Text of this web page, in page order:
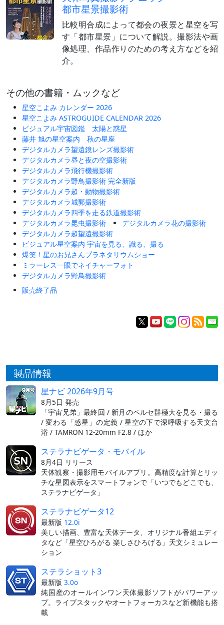
都市星景撮影術
比較明合成によって都会の夜景と星空を写
す「都市星景」について解説。撮影法や画
像処理、作品作りのための考え方などを紹
介。
その他の書籍・ムックなど
星空こよみ カレンダー 2026
星空こよみ ASTROGUIDE CALENDAR 2026
ビジュアル宇宙図鑑 太陽と惑星
藤井 旭の星空案内 秋の星座
デジタルカメラ望遠鏡レンズ撮影術
デジタルカメラ昼と夜の空撮影術
デジタルカメラ飛行機撮影術
デジタルカメラ野鳥撮影術 完全新版
デジタルカメラ超・動物撮影術
デジタルカメラ城郭撮影術
デジタルカメラ四季を走る鉄道撮影術
デジタルカメラ昆虫撮影術
デジタルカメラ花の撮影術
デジタルカメラ超望遠撮影術
ビジュアル星空案内 宇宙を見る、識る、撮る
爆笑！星のお兄さんプラネタリウムショー
ミラーレス一眼でネイチャーフォト
デジタルカメラ野鳥撮影術
販売終了品
製品情報
星ナビ 2026年9月号
8月5日 発売
「宇宙兄弟」最終回 / 新月のペルセ群極大を見る・撮る
/ 変わる「惑星」の定義 / 星空の下で深呼吸する天文台
浴 / TAMRON 12-20mm F2.8 / ほか
ステラナビゲータ・モバイル
8月4日 リリース
天体観察・撮影用モバイルアプリ。高精度な計算とリッ
チな星図表示をスマートフォンで「いつでもどこでも、
ステラナビゲータ」
ステラナビゲータ12
最新版 12.0i
美しい描画、豊富な天体データ、オリジナル番組エディ
タなど「星空ひろがる 楽しさひろげる」天文シミュレー
ション
ステラショット3
最新版 3.0o
純国産のオールインワン天体撮影ソフトがパワーアッ
プ。ライブスタックやオートフォーカスなど新機能も搭
載